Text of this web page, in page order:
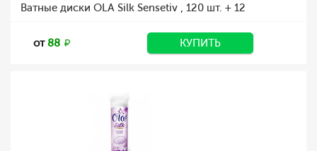
Ватные диски OLA Silk Sensetiv , 120 шт. + 12
от88 КУПИТЬ